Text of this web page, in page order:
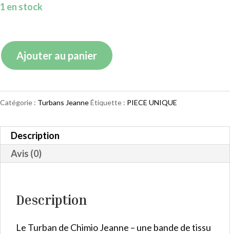
1 en stock
quantité
de
Ajouter au panier
Catégorie : Turbans JeanneÉtiquette : PIECE UNIQUE
Description
Avis (0)
Description
Le Turban de Chimio Jeanne – une bande de tissu